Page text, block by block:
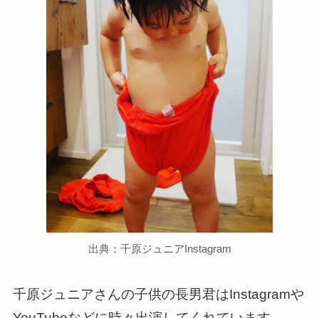
出典：千原ジュニアInstagram
千原ジュニアさんの子供の長男君はInstagramや